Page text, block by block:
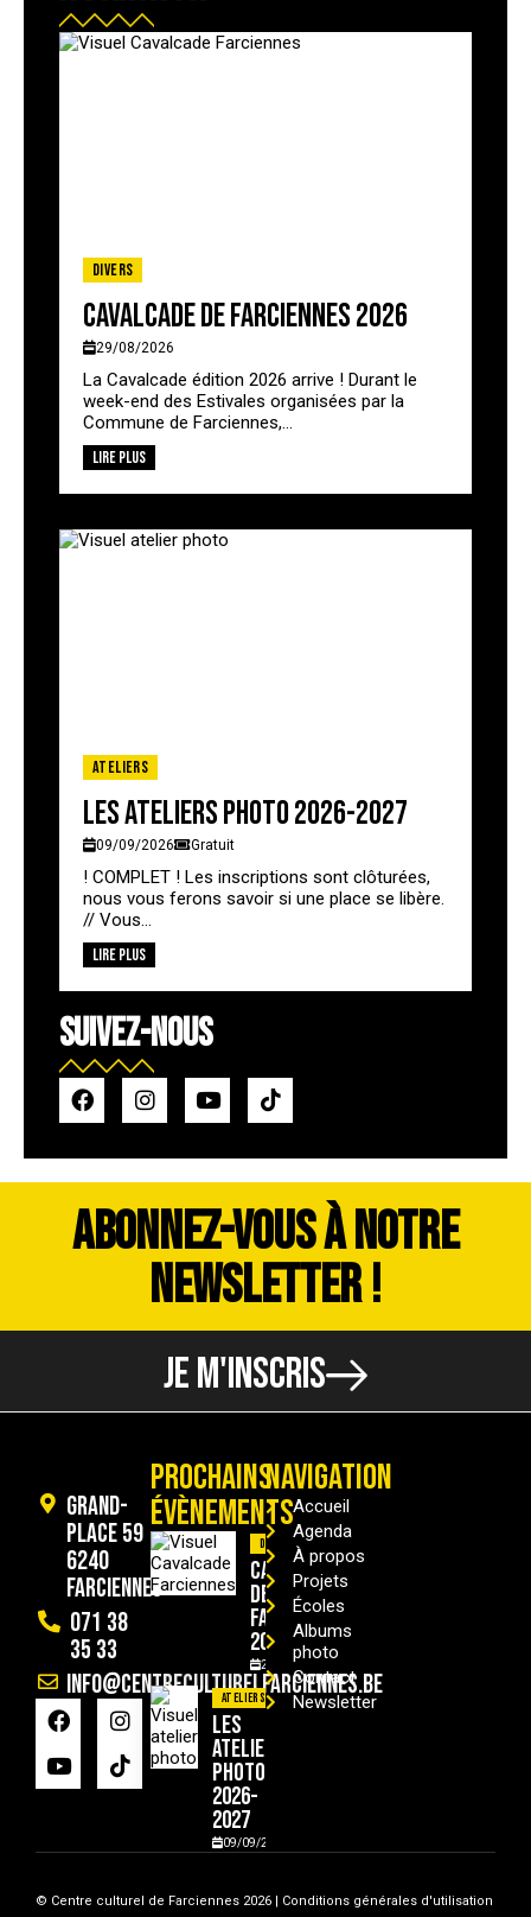
Divers
Cavalcade de Farciennes 2026
29/08/2026
La Cavalcade édition 2026 arrive ! Durant le
week-end des Estivales organisées par la
Commune de Farciennes,...
Lire plus
Ateliers
Les ateliers photo 2026-2027
09/09/2026 Gratuit
! COMPLET ! Les inscriptions sont clôturées,
nous vous ferons savoir si une place se libère.
// Vous...
Lire plus
SUIVEZ-NOUS
ABONNEZ-VOUS À NOTRE
NEWSLETTER !
JE M'INSCRIS
Grand-
Place 59
6240
Farciennes
071 38
35 33
info@centreculturelfarciennes.be
PROCHAINS
ÉVÈNEMENTS
Divers
Cavalcade
de
Farciennes
2026
29/08/2026
Ateliers
Les
ateliers
photo
2026-
2027
09/09/2026
NAVIGATION
Accueil
Agenda
À propos
Projets
Écoles
Albums
photo
Contact
Newsletter
© Centre culturel de Farciennes 2026 | Conditions générales d'utilisation